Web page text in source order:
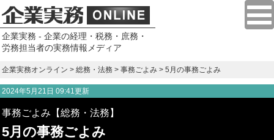
企業実務 - 企業の経理・税務・庶務・
労務担当者の実務情報メディア
企業実務オンライン > 総務・法務 > 事務ごよみ > 5月の事務ごよみ
2024年5月21日 09:41更新
事務ごよみ【総務・法務】
5月の事務ごよみ